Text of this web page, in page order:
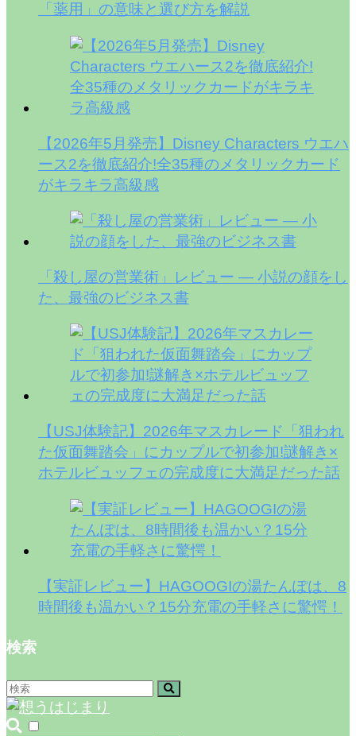
「薬用」の意味と選び方を解説
【2026年5月発売】Disney Characters ウエハ
ース2を徹底紹介!全35種のメタリックカード
がキラキラ高級感
「殺し屋の営業術」レビュー — 小説の顔をし
た、最強のビジネス書
【USJ体験記】2026年マスカレード「狙われ
た仮面舞踏会」にカップルで初参加!謎解き×
ホテルビュッフェの完成度に大満足だった話
【実証レビュー】HAGOOGIの湯たんぽは、8
時間後も温かい？15分充電の手軽さに驚愕！
検索